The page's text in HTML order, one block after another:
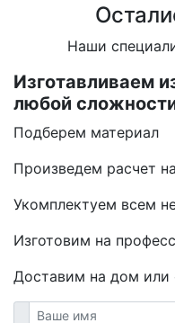
Наши
Изготавливаем
любой
Подберем материал
Произведем расчет
Укомплектуем всем
Изготовим на
Доставим на дом или